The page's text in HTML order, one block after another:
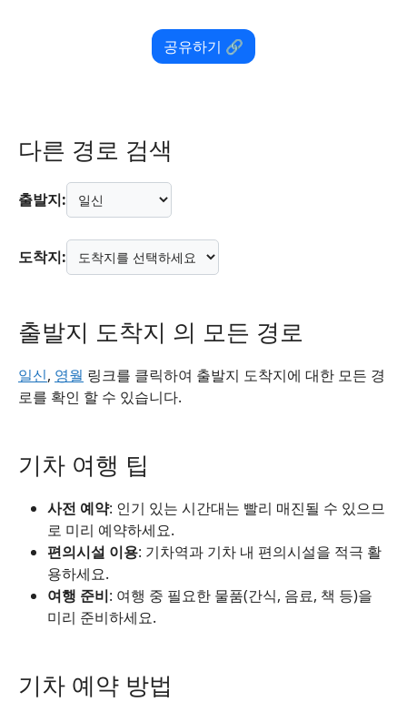
공유하기 🔗
다른 경로 검색
출발지:
도착지:
출발지 도착지 의 모든 경로
일신, 영월 링크를 클릭하여 출발지 도착지에 대한 모든 경
로를 확인 할 수 있습니다.
기차 여행 팁
사전 예약: 인기 있는 시간대는 빨리 매진될 수 있으므
로 미리 예약하세요.
편의시설 이용: 기차역과 기차 내 편의시설을 적극 활
용하세요.
여행 준비: 여행 중 필요한 물품(간식, 음료, 책 등)을
미리 준비하세요.
기차 예약 방법